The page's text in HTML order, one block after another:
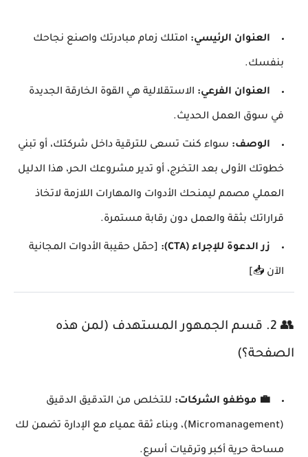
العنوان الرئيسي: امتلك زمام مبادرتك واصنع نجاحك
بنفسك.
العنوان الفرعي: الاستقلالية هي القوة الخارقة الجديدة
في سوق العمل الحديث.
الوصف: سواء كنت تسعى للترقية داخل شركتك، أو تبني
خطوتك الأولى بعد التخرج، أو تدير مشروعك الحر، هذا الدليل
العملي مصمم ليمنحك الأدوات والمهارات اللازمة لاتخاذ
قراراتك بثقة والعمل دون رقابة مستمرة.
زر الدعوة للإجراء (CTA): [حمّل حقيبة الأدوات المجانية
الآن 📥]
👥 2. قسم الجمهور المستهدف (لمن هذه
الصفحة؟)
💼 موظفو الشركات: للتخلص من التدقيق الدقيق
(Micromanagement)، وبناء ثقة عمياء مع الإدارة تضمن لك
مساحة حرية أكبر وترقيات أسرع.